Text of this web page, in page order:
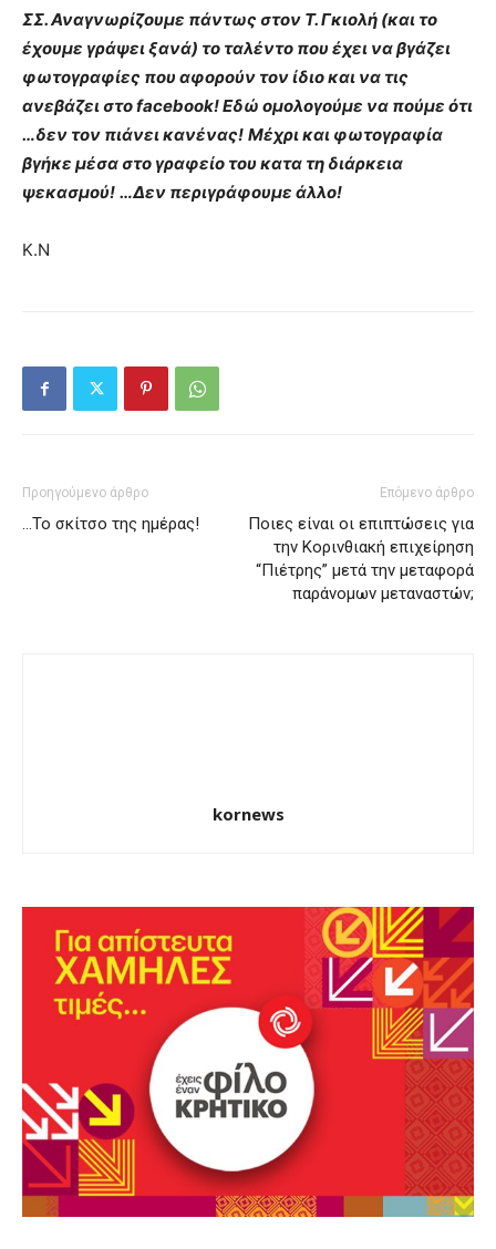
ΣΣ. Αναγνωρίζουμε πάντως στον Τ. Γκιολή (και το
έχουμε γράψει ξανά) το ταλέντο που έχει να βγάζει
φωτογραφίες που αφορούν τον ίδιο και να τις
ανεβάζει στο facebook! Εδώ ομολογούμε να πούμε ότι
…δεν τον πιάνει κανένας! Μέχρι και φωτογραφία
βγήκε μέσα στο γραφείο του κατα τη διάρκεια
ψεκασμού! …Δεν περιγράφουμε άλλο!
Κ.Ν
Προηγούμενο άρθρο
…Το σκίτσο της ημέρας!
Επόμενο άρθρο
Ποιες είναι οι επιπτώσεις για
την Κορινθιακή επιχείρηση
“Πιέτρης” μετά την μεταφορά
παράνομων μεταναστών;
kornews